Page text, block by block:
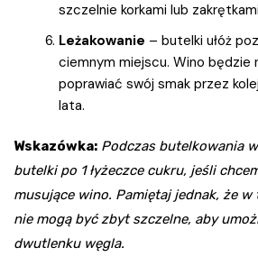
szczelnie korkami lub
Leżakowanie – butelki ułóż
ciemnym miejscu. Wino będzie
poprawiać swój smak przez
lata.
Wskazówka: Podczas butelkowania
butelki po 1 łyżeczce cukru, jeśli
musujące wino. Pamiętaj jednak, że
nie mogą być zbyt szczelne, aby
dwutlenku węgla.